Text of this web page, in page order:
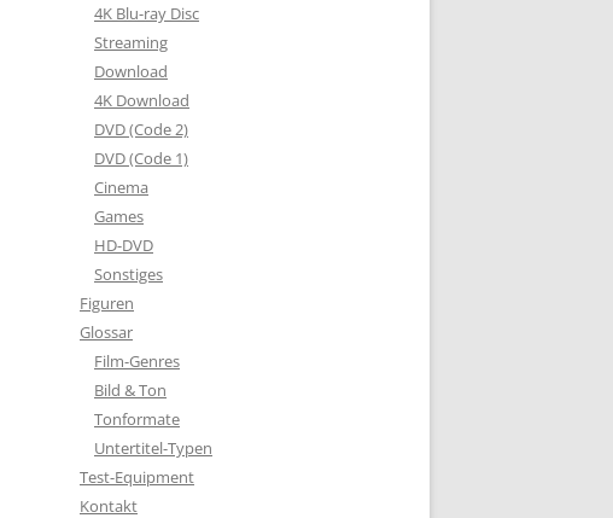
4K Blu-ray Disc
Streaming
Download
4K Download
DVD (Code 2)
DVD (Code 1)
Cinema
Games
HD-DVD
Sonstiges
Figuren
Glossar
Film-Genres
Bild & Ton
Tonformate
Untertitel-Typen
Test-Equipment
Kontakt